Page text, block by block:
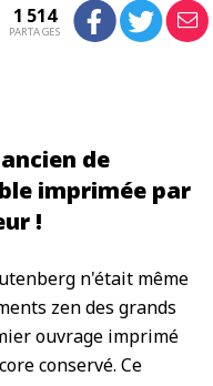
1 514
PARTAGES
de
imprimée par
!
n'était même
zen des grands
ouvrage imprimé
conservé. Ce